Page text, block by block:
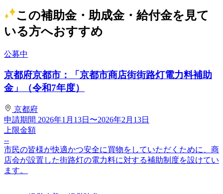
この補助金・助成金・給付金を見て
いる方へおすすめ
公募中
京都府京都市：「京都市商店街街路灯電力料補助
金」（令和7年度）
京都府
申請期間 2026年1月13日〜2026年2月13日
上限金額
--
市民の皆様が快適かつ安全に買物をしていただくために、商
店会が設置した街路灯の電力料に対する補助制度を設けてい
ます。